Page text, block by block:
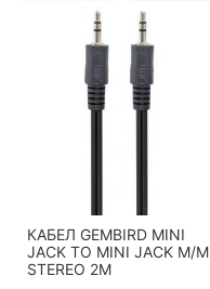
КАБЕЛ GEMBIRD MINI
JACK TO MINI JACK M/M
STEREO 2M